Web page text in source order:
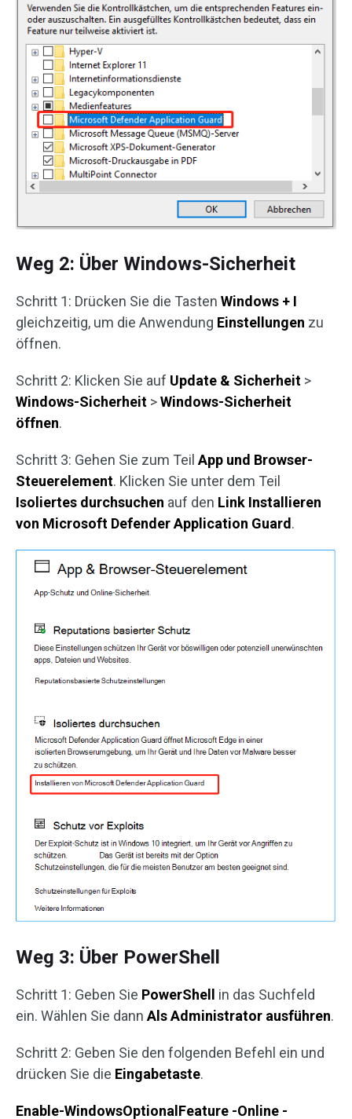
Weg 2: Über Windows-Sicherheit
Schritt 1: Drücken Sie die Tasten Windows + I
gleichzeitig, um die Anwendung Einstellungen zu
öffnen.
Schritt 2: Klicken Sie auf Update & Sicherheit >
Windows-Sicherheit >Windows-Sicherheit
öffnen.
Schritt 3: Gehen Sie zum TeilApp und Browser-
Steuerelement. Klicken Sie unter dem Teil
Isoliertes durchsuchen auf den Link Installieren
von Microsoft Defender Application Guard.
Weg 3: Über PowerShell
Schritt 1: Geben Sie PowerShell
in das Suchfeld
ein. Wählen Sie dann Als Administrator ausführen.
Schritt 2: Geben Sie den folgenden Befehl ein und
drücken Sie die Eingabetaste.
Enable-WindowsOptionalFeature -Online -